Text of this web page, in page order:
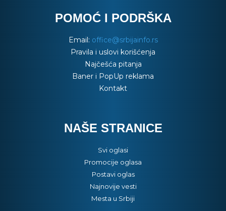
POMOĆ I PODRŠKA
Email: office@srbijainfo.rs
Pravila i uslovi korišćenja
Najčešća pitanja
Baner i PopUp reklama
Kontakt
NAŠE STRANICE
Svi oglasi
Promocije oglasa
Postavi oglas
Najnovije vesti
Mesta u Srbiji